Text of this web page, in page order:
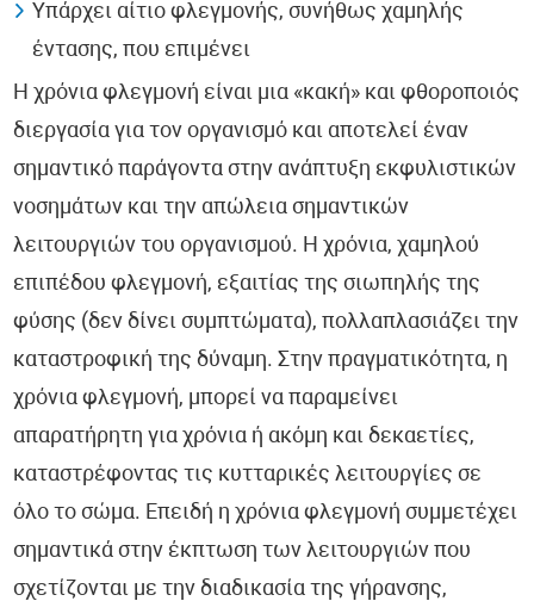
Υπάρχει αίτιο φλεγμονής, συνήθως χαμηλής
έντασης, που επιμένει
Η χρόνια φλεγμονή είναι μια «κακή» και φθοροποιός
διεργασία για τον οργανισμό και αποτελεί έναν
σημαντικό παράγοντα στην ανάπτυξη εκφυλιστικών
νοσημάτων και την απώλεια σημαντικών
λειτουργιών του οργανισμού. Η χρόνια, χαμηλού
επιπέδου φλεγμονή, εξαιτίας της σιωπηλής της
φύσης (δεν δίνει συμπτώματα), πολλαπλασιάζει την
καταστροφική της δύναμη. Στην πραγματικότητα, η
χρόνια φλεγμονή, μπορεί να παραμείνει
απαρατήρητη για χρόνια ή ακόμη και δεκαετίες,
καταστρέφοντας τις κυτταρικές λειτουργίες σε
όλο το σώμα. Επειδή η χρόνια φλεγμονή συμμετέχει
σημαντικά στην έκπτωση των λειτουργιών που
σχετίζονται με την διαδικασία της γήρανσης,